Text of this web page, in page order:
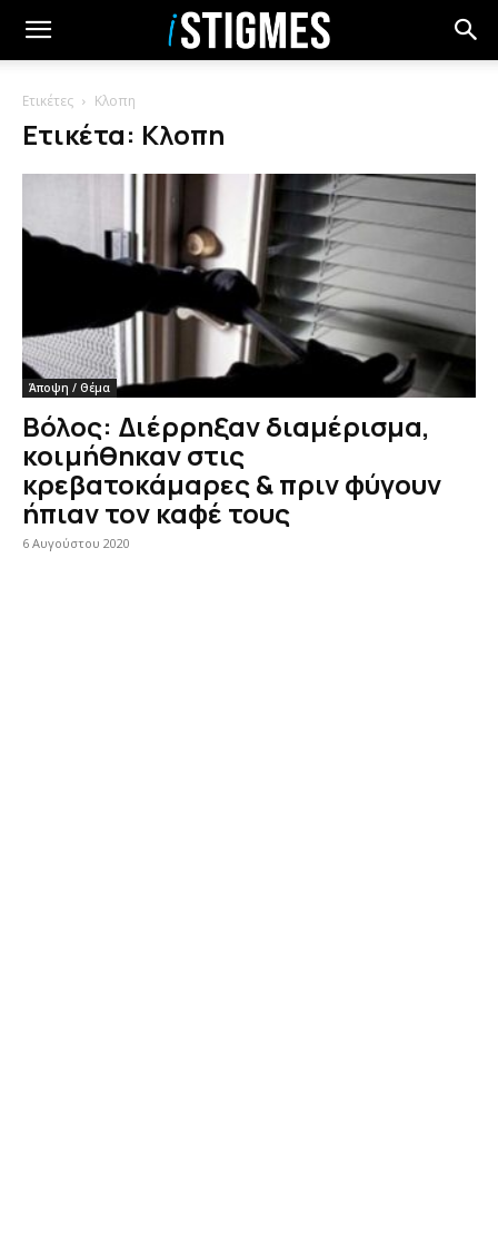
Ετικέτες Κλοπη
Ετικέτα: Κλοπη
Άποψη / Θέμα
Βόλος: Διέρρηξαν διαμέρισμα,
κοιμήθηκαν στις
κρεβατοκάμαρες & πριν φύγουν
ήπιαν τον καφέ τους
6 Αυγούστου 2020